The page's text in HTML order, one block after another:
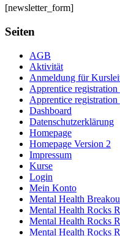
[newsletter_form]
Seiten
AGB
Aktivität
Anmeldung für
Apprentice registration
Apprentice registration
Dashboard
Datenschutzerklärung
Homepage
Homepage Version 2
Impressum
Kurse
Login
Mein Konto
Mental Health
Mental Health Rocks
Mental Health Rocks
Mental Health Rocks